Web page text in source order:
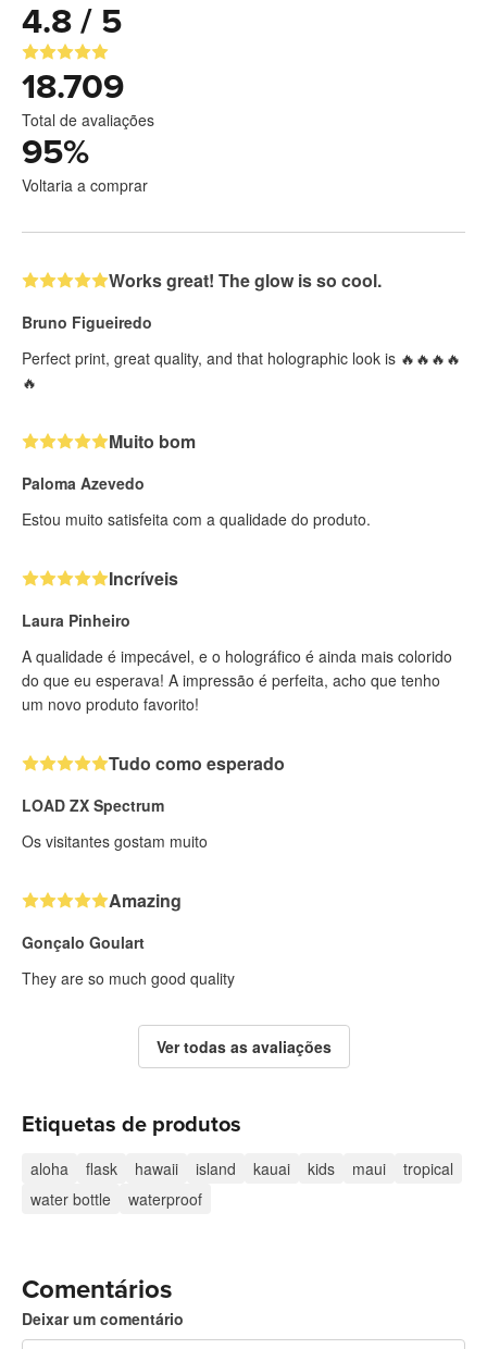
4.8 / 5
18.709
Total de avaliações
95%
Voltaria a comprar
Works great! The glow is so cool.
Bruno Figueiredo
Perfect print, great quality, and that holographic look is 🔥🔥🔥🔥
🔥
Muito bom
Paloma Azevedo
Estou muito satisfeita com a qualidade do produto.
Incríveis
Laura Pinheiro
A qualidade é impecável, e o holográfico é ainda mais colorido
do que eu esperava! A impressão é perfeita, acho que tenho
um novo produto favorito!
Tudo como esperado
LOAD ZX Spectrum
Os visitantes gostam muito
Amazing
Gonçalo Goulart
They are so much good quality
Ver todas as avaliações
Etiquetas de produtos
aloha flask hawaii island kauai kids maui
tropical
water bottle
waterproof
Comentários
Deixar um comentário